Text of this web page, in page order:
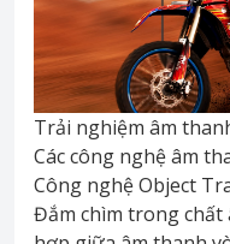
Trải nghiệm âm
Các công nghệ âm
Công nghệ Object
Đắm chìm trong chất